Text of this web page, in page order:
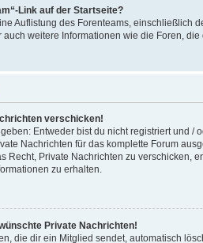
Link auf der Startseite?
Auflistung des Forenteams, einschließlich
auch weitere Informationen wie die Foren,
verschicken!
Entweder bist du nicht registriert und /
Nachrichten für das komplette Forum
Recht, Private Nachrichten zu verschicken,
zu erhalten.
Private Nachrichten!
die dir ein Mitglied sendet, automatisch